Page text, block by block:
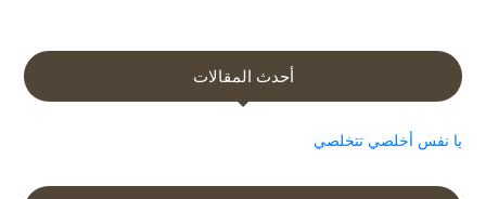
أحدث المقالات
يا نفس أخلصي تتخلصي